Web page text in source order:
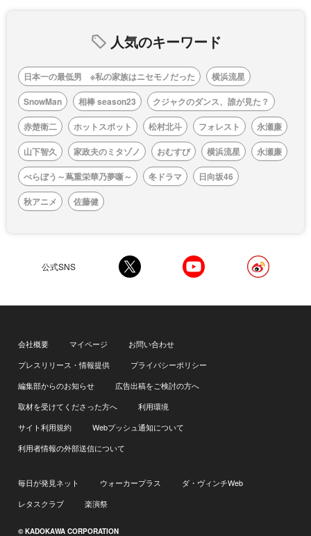
人気のキーワード
日本一の最低男 ※私の家族はニセモノだった
横浜流星
SnowMan
相棒 season23
クジャクのダンス、誰が見た？
赤楚衛二
ホットスポット 松村北斗 フォレスト
永瀬廉
山下智久
家政夫のミタゾノ おむすび 横浜流星
永瀬廉
べらぼう～蔦重栄華乃夢噺～
冬ドラマ
日向坂46
秋アニメ
佐藤健
公式SNS
会社概要 マイページ
お問い合わせ
プレスリリース・情報提供
プライバシーポリシー
編集部からのお知らせ
広告出稿をご検討の方へ
取材を受けてくださった方へ
利用環境
サイト利用規約
Webプッシュ通知について
利用者情報の外部送信について
毎日が発見ネット ウォーカープラス
ダ・ヴィンチWeb
レタスクラブ
楽演祭
© KADOKAWA CORPORATION